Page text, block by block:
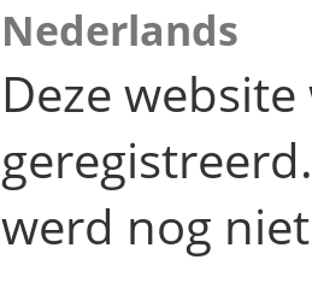
Nederlands
Deze
werd nog